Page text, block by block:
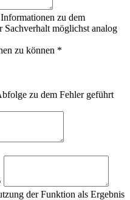
zu dem
Sachverhalt möglichst analog
zu können *
zu dem Fehler geführt
der Funktion als Ergebnis